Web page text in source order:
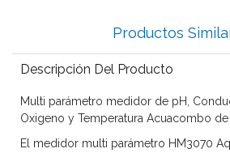
Productos
Descripción Del Producto
Multi parámetro medidor de pH,
Oxigeno y Temperatura Acuacombo de
El medidor multi parámetro HM3070